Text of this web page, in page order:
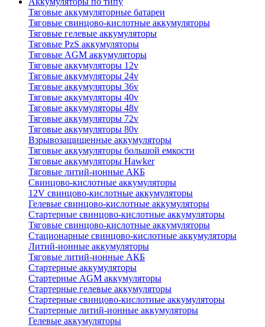
Тяговые аккумуляторные батареи
Тяговые свинцово-кислотные аккумуляторы
Тяговые гелевые аккумуляторы
Тяговые PzS аккумуляторы
Тяговые AGM аккумуляторы
Тяговые аккумуляторы 12v
Тяговые аккумуляторы 24v
Тяговые аккумуляторы 36v
Тяговые аккумуляторы 40v
Тяговые аккумуляторы 48v
Тяговые аккумуляторы 72v
Тяговые аккумуляторы 80v
Взрывозащищенные аккумуляторы
Тяговые аккумуляторы большой емкости
Тяговые аккумуляторы Hawker
Тяговые литий-ионные АКБ
Свинцово-кислотные аккумуляторы
12V свинцово-кислотные аккумуляторы
Гелевые свинцово-кислотные аккумуляторы
Стартерные свинцово-кислотные аккумуляторы
Тяговые свинцово-кислотные аккумуляторы
Стационарные свинцово-кислотные аккумуляторы
Литий-ионные аккумуляторы
Тяговые литий-ионные АКБ
Стартерные аккумуляторы
Стартерные AGM аккумуляторы
Стартерные гелевые аккумуляторы
Стартерные свинцово-кислотные аккумуляторы
Стартерные литий-ионные аккумуляторы
Гелевые аккумуляторы